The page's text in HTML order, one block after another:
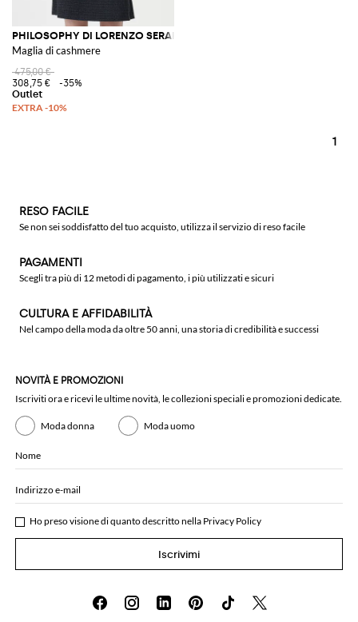
PHILOSOPHY DI LORENZO SERAFINI
Maglia di cashmere
475,00 €
308,75 €
-35%
1
RESO FACILE
Se non sei soddisfatto del tuo acquisto, utilizza il servizio di reso facile
PAGAMENTI
Scegli tra più di 12 metodi di pagamento, i più utilizzati e sicuri
CULTURA E AFFIDABILITÀ
Nel campo della moda da oltre 50 anni, una storia di credibilità e successi
NOVITÀ E PROMOZIONI
Iscriviti ora e ricevi le ultime novità, le collezioni speciali e promozioni dedicate.
Moda donna Moda uomo
Nome
Indirizzo e-mail
Ho preso visione di quanto descritto nella Privacy Policy
Iscrivimi